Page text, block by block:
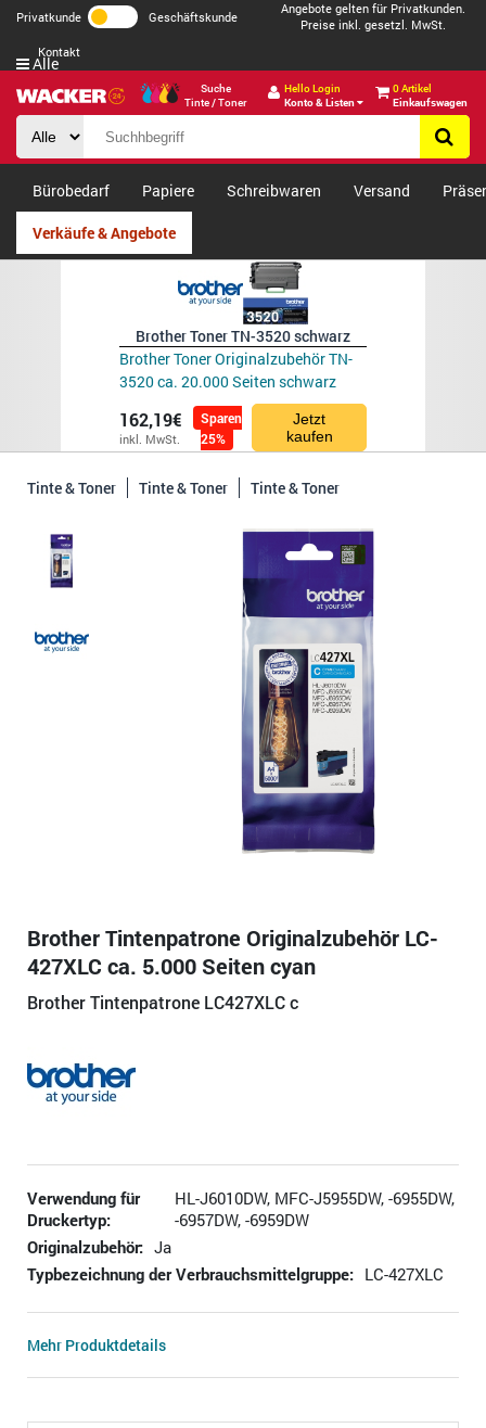
Privatkunde Geschäftskunde
Angebote gelten für Privatkunden.
Preise inkl. gesetzl. MwSt.
Kontakt
Suche
Tinte / Toner
Hello Login
Konto & Listen
0 Artikel
Einkaufswagen
Alle
Bürobedarf Papiere Schreibwaren Versand
Verkäufe & Angebote
Brother Toner TN-3520 schwarz
Brother Toner Originalzubehör TN-
3520 ca. 20.000 Seiten schwarz
162,19€
inkl. MwSt.
Sparen
25%
Jetzt
kaufen
Tinte & Toner Tinte & Toner Tinte & Toner
Brother Tintenpatrone Originalzubehör LC-
427XLC ca. 5.000 Seiten cyan
Brother Tintenpatrone LC427XLC c
Verwendung für
Druckertyp:
HL-J6010DW, MFC-J5955DW, -6955DW,
-6957DW, -6959DW
Originalzubehör: Ja
Typbezeichnung der Verbrauchsmittelgruppe: LC-427XLC
Mehr Produktdetails